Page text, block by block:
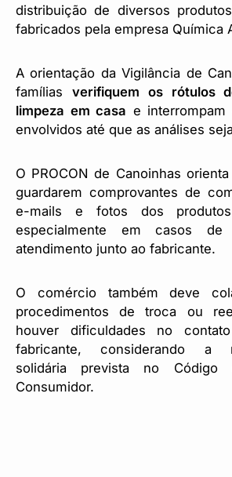
distribuição de diversos
fabricados pela empresa Química
A orientação da Vigilância de
famílias verifiquem os rótulos
limpeza em casa e
envolvidos até que as análises
O PROCON de Canoinhas
guardarem comprovantes de
e-mails e fotos dos
especialmente em casos de
atendimento junto ao fabricante.
O comércio também deve
procedimentos de troca ou
houver dificuldades no
fabricante, considerando a
solidária prevista no
Consumidor.